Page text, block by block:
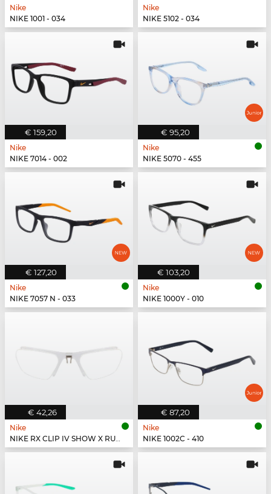
Nike
NIKE 1001 - 034
Nike
NIKE 5102 - 034
€ 159,20
Nike
NIKE 7014 - 002
€ 95,20
Nike
NIKE 5070 - 455
€ 127,20
Nike
NIKE 7057 N - 033
€ 103,20
Nike
NIKE 1000Y - 010
€ 42,26
Nike
NIKE RX CLIP IV SHOW X RUSH - 900
€ 87,20
Nike
NIKE 1002C - 410